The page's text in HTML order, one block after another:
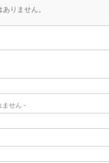
りません。
ません -